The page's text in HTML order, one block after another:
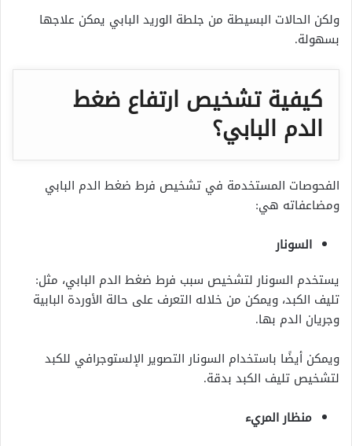
ولكن الحالات البسيطة من جلطة الوريد البابي يمكن علاجها
بسهولة.
كيفية تشخيص ارتفاع ضغط
الدم البابي؟
الفحوصات المستخدمة في تشخيص فرط ضغط الدم البابي
ومضاعفاته هي:
السونار
يستخدم السونار لتشخيص سبب فرط ضغط الدم البابي، مثل:
تليف الكبد، ويمكن من خلاله التعرف على حالة الأوردة البابية
وجريان الدم بها.
ويمكن أيضًا باستخدام السونار التصوير الإلستوجرافي للكبد
لتشخيص تليف الكبد بدقة.
منظار المريء